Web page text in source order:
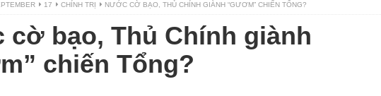
17 CHÍNH TRỊ NƯỚC CỜ BẠO, THỦ CHÍNH GIÀNH “GƯƠM” CHIẾN TỔNG?
cờ bạo, Thủ Chính giành
chiến Tổng?